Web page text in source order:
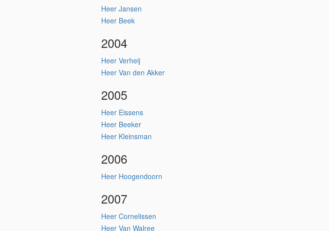
Heer Jansen
Heer Beek
2004
Heer Verheij
Heer Van den Akker
2005
Heer Eissens
Heer Beeker
Heer Kleinsman
2006
Heer Hoogendoorn
2007
Heer Cornelissen
Heer Van Walree